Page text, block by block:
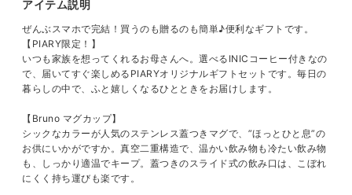
アイテム説明
ぜんぶスマホで完結！買うのも贈るのも簡単♪便利なギフトです。
【PIARY限定！】
いつも家族を想ってくれるお母さんへ。選べるINICコーヒー付きなの
で、届いてすぐ楽しめるPIARYオリジナルギフトセットです。毎日の
暮らしの中で、ふと嬉しくなるひとときをお届けします。
【Bruno マグカップ】
シックなカラーが人気のステンレス蓋つきマグで、”ほっとひと息”の
お供にいかがですか。真空二重構造で、温かい飲み物も冷たい飲み物
も、しっかり適温でキープ。蓋つきのスライド式の飲み口は、こぼれ
にくく持ち運びも楽です。